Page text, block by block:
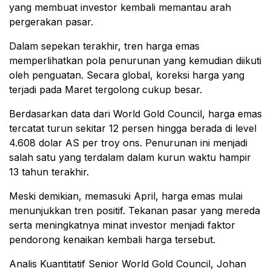
yang membuat investor kembali memantau arah
pergerakan pasar.
Dalam sepekan terakhir, tren harga emas
memperlihatkan pola penurunan yang kemudian diikuti
oleh penguatan. Secara global, koreksi harga yang
terjadi pada Maret tergolong cukup besar.
Berdasarkan data dari World Gold Council, harga emas
tercatat turun sekitar 12 persen hingga berada di level
4.608 dolar AS per troy ons. Penurunan ini menjadi
salah satu yang terdalam dalam kurun waktu hampir
13 tahun terakhir.
Meski demikian, memasuki April, harga emas mulai
menunjukkan tren positif. Tekanan pasar yang mereda
serta meningkatnya minat investor menjadi faktor
pendorong kenaikan kembali harga tersebut.
Analis Kuantitatif Senior World Gold Council, Johan